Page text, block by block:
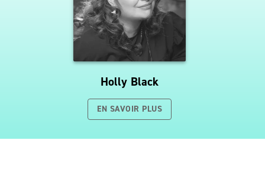
Holly Black
EN SAVOIR PLUS